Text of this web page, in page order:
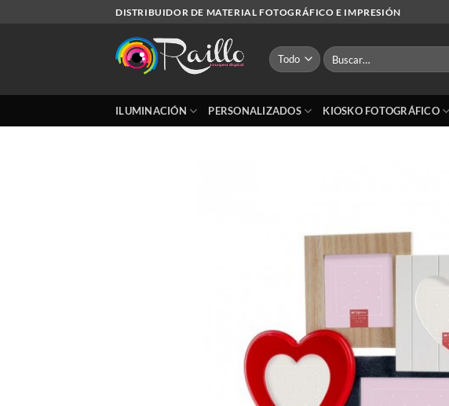
DISTRIBUIDOR DE MATERIAL FOTOGRÁFICO E IMPRESIÓN
Buscar
por:
ILUMINACIÓN PERSONALIZADOS KIOSKO FOTOGRÁFICO